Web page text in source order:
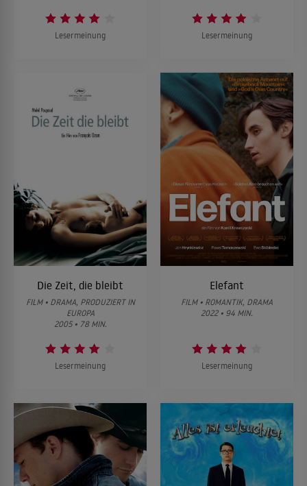
Lesermeinung Lesermeinung
Die Zeit, die bleibt
FILM • DRAMA, PRODUZIERT IN
EUROPA
2005 • 78 MIN.
Lesermeinung
Elefant
FILM • ROMANTIK, DRAMA
2022 • 94 MIN.
Lesermeinung